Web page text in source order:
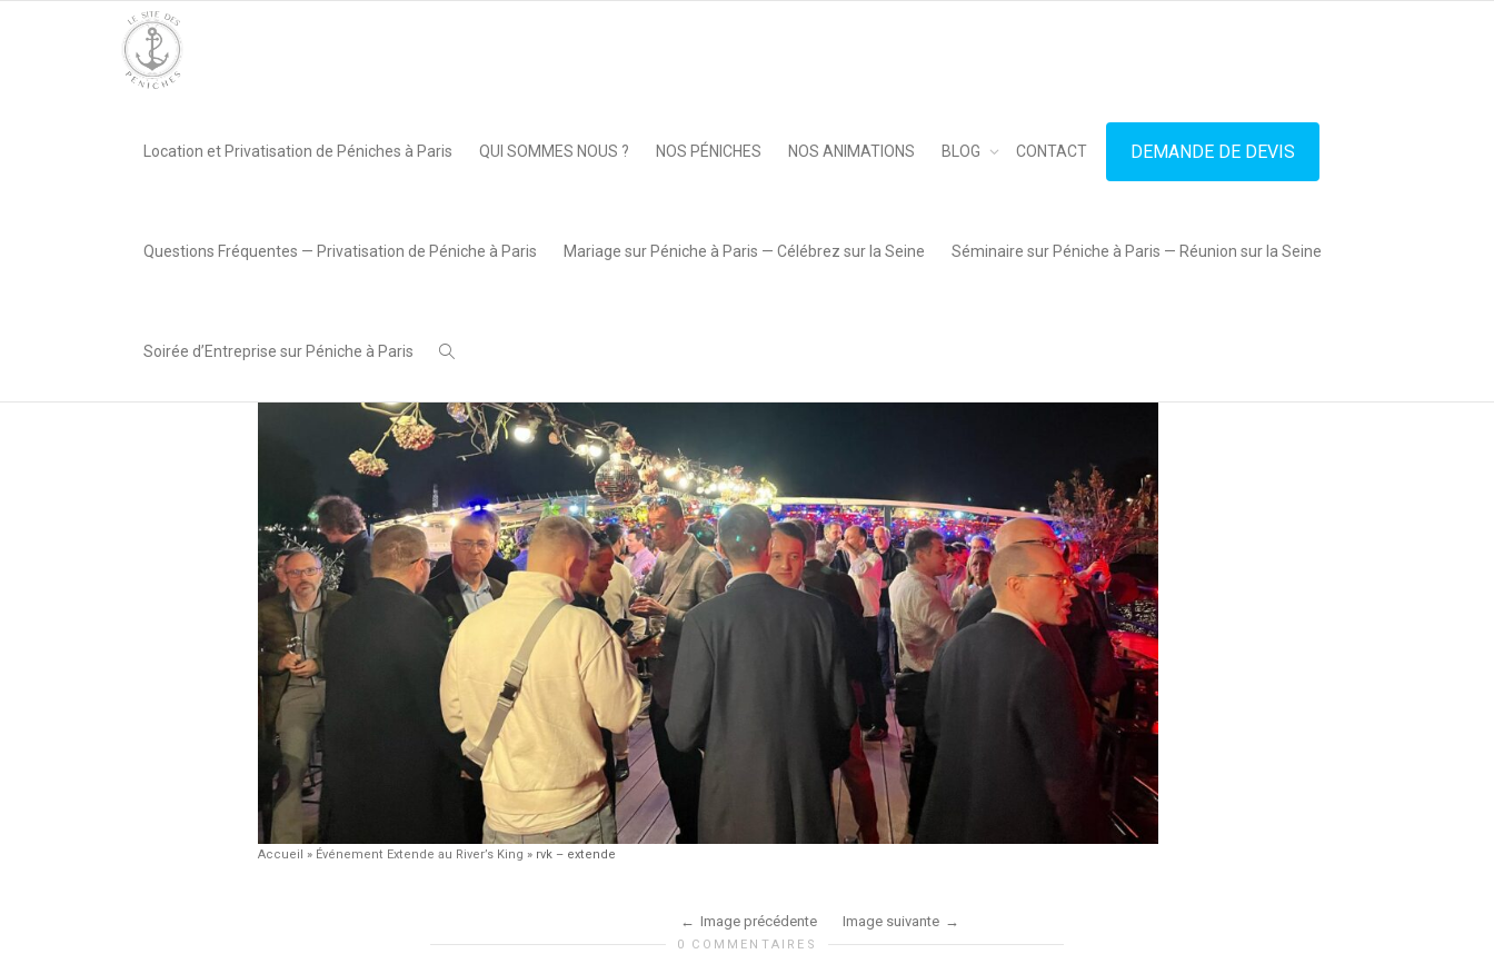
Location et Privatisation de Péniches à Paris QUI SOMMES NOUS ? NOS PÉNICHES NOS ANIMATIONS BLOG CONTACT DEMANDE DE DEVIS
Questions Fréquentes — Privatisation de Péniche à Paris Mariage sur Péniche à Paris — Célébrez sur la Seine Séminaire sur Péniche à Paris — Réunion sur la Seine
Soirée d’Entreprise sur Péniche à Paris
Accueil » Événement Extende au River’s King » rvk – extende
Image précédente Image suivante
0 COMMENTAIRES